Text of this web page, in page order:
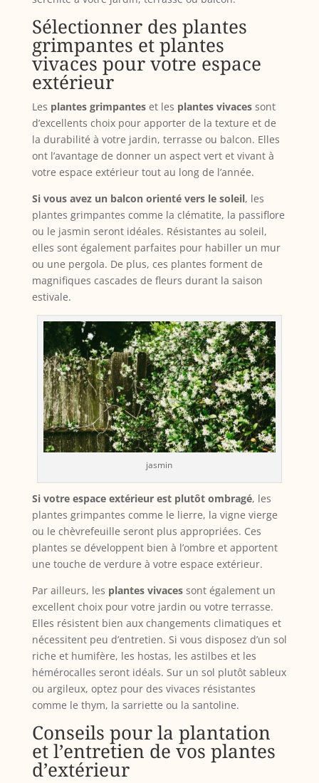
Sélectionner des plantes
grimpantes et plantes
vivaces pour votre espace
extérieur
Les plantes grimpanteset les plantes vivacessont
d’excellents choix pour apporter de la texture et de
la durabilité à votre jardin, terrasse ou balcon. Elles
ont l’avantage de donner un aspect vert et vivant à
votre espace extérieur tout au long de l’année.
Si vous avez un balcon orienté vers le soleil, les
plantes grimpantes comme la clématite, la passiflore
ou le jasmin seront idéales. Résistantes au soleil,
elles sont également parfaites pour habiller un mur
ou une pergola. De plus, ces plantes forment de
magnifiques cascades de fleurs durant la saison
estivale.
jasmin
Si votre espace extérieur est plutôt ombragé, les
plantes grimpantes comme le lierre, la vigne vierge
ou le chèvrefeuille seront plus appropriées. Ces
plantes se développent bien à l’ombre et apportent
une touche de verdure à votre espace extérieur.
Par ailleurs, les plantes vivacessont également un
excellent choix pour votre jardin ou votre terrasse.
Elles résistent bien aux changements climatiques et
nécessitent peu d’entretien. Si vous disposez d’un sol
riche et humifère, les hostas, les astilbes et les
hémérocalles seront idéals. Sur un sol plutôt sableux
ou argileux, optez pour des vivaces résistantes
comme le thym, la sarriette ou la santoline.
Conseils pour la plantation
et l’entretien de vos plantes
d’extérieur